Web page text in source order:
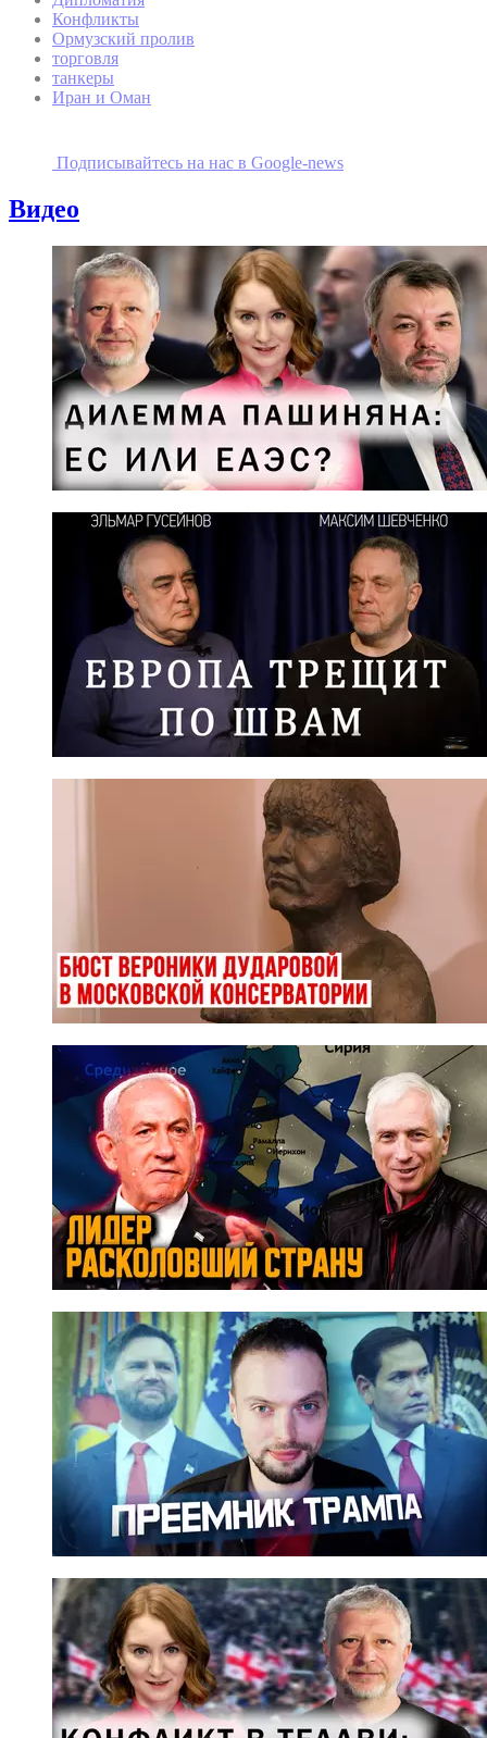
Конфликты
Ормузский пролив
торговля
танкеры
Иран и Оман
Подписывайтесь на наc в Google-news
Видео